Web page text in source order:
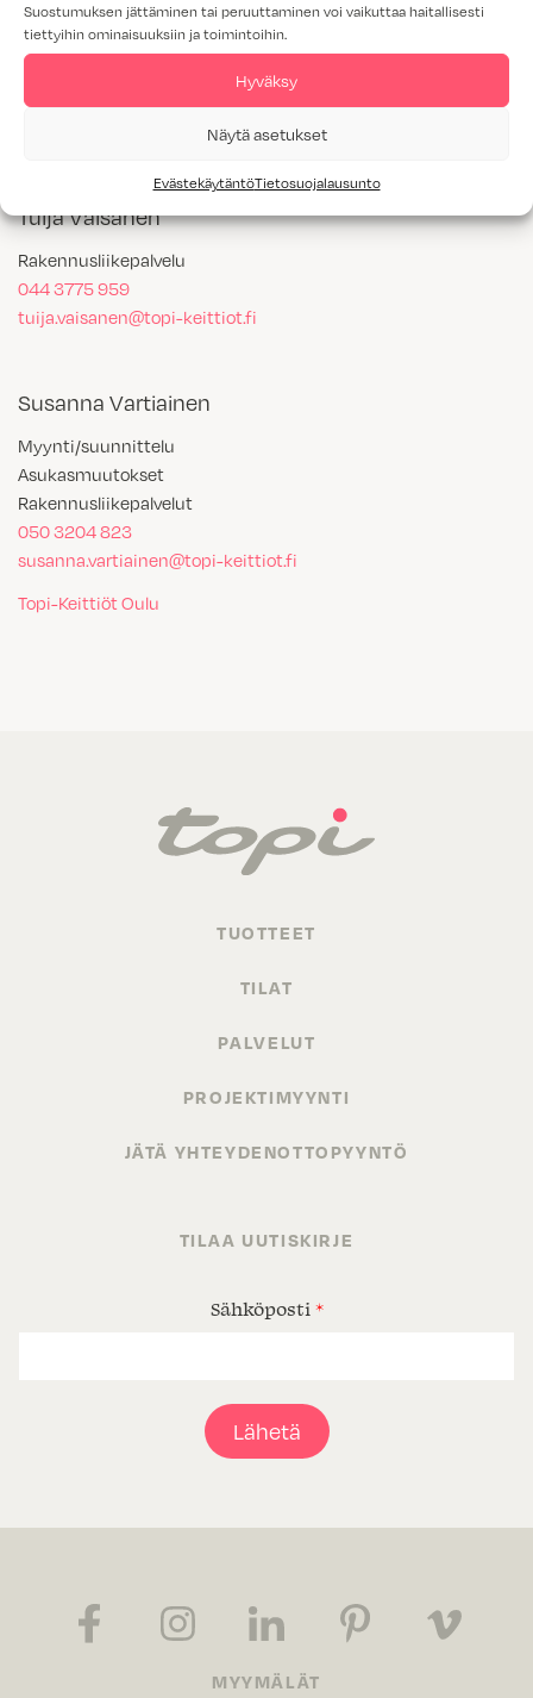
Suostumuksen jättäminen tai peruuttaminen voi vaikuttaa haitallisesti
tiettyihin ominaisuuksiin ja toimintoihin.
Hyväksy
Näytä asetukset
EvästekäytäntöTietosuojalausunto
Satu Paavola
040 5529 815
satu.paavola@topi-keittiot.fi
Tuija Väisänen
Rakennusliikepalvelu
044 3775 959
tuija.vaisanen@topi-keittiot.fi
Susanna Vartiainen
Myynti/suunnittelu
Asukasmuutokset
Rakennusliikepalvelut
050 3204 823
susanna.vartiainen@topi-keittiot.fi
Topi-Keittiöt Oulu
TUOTTEET
TILAT
PALVELUT
PROJEKTIMYYNTI
JÄTÄ YHTEYDENOTTOPYYNTÖ
TILAA UUTISKIRJE
Sähköposti *
Lähetä
MYYMÄLÄT